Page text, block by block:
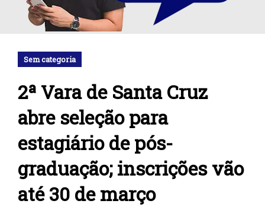
Sem categoria
2ª Vara de Santa Cruz
abre seleção para
estagiário de pós-
graduação; inscrições vão
até 30 de março